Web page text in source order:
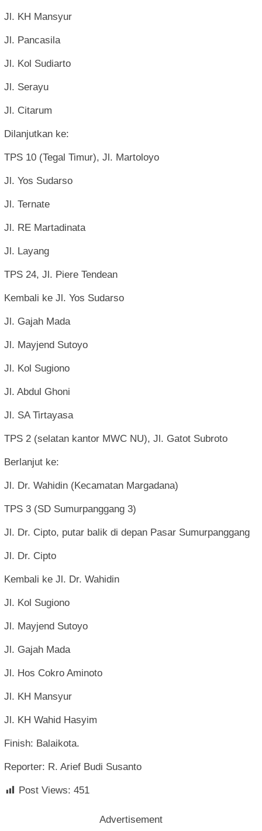
Jl. KH Mansyur
Jl. Pancasila
Jl. Kol Sudiarto
Jl. Serayu
Jl. Citarum
Dilanjutkan ke:
TPS 10 (Tegal Timur), Jl. Martoloyo
Jl. Yos Sudarso
Jl. Ternate
Jl. RE Martadinata
Jl. Layang
TPS 24, Jl. Piere Tendean
Kembali ke Jl. Yos Sudarso
Jl. Gajah Mada
Jl. Mayjend Sutoyo
Jl. Kol Sugiono
Jl. Abdul Ghoni
Jl. SA Tirtayasa
TPS 2 (selatan kantor MWC NU), Jl. Gatot Subroto
Berlanjut ke:
Jl. Dr. Wahidin (Kecamatan Margadana)
TPS 3 (SD Sumurpanggang 3)
Jl. Dr. Cipto, putar balik di depan Pasar Sumurpanggang
Jl. Dr. Cipto
Kembali ke Jl. Dr. Wahidin
Jl. Kol Sugiono
Jl. Mayjend Sutoyo
Jl. Gajah Mada
Jl. Hos Cokro Aminoto
Jl. KH Mansyur
Jl. KH Wahid Hasyim
Finish: Balaikota.
Reporter: R. Arief Budi Susanto
Post Views: 451
Advertisement